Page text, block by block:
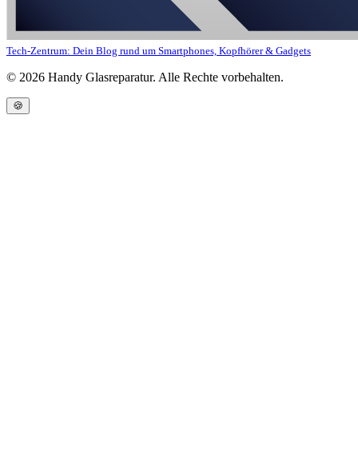
Tech-Zentrum: Dein Blog rund um Smartphones, Kopfhörer & Gadgets
© 2026 Handy Glasreparatur. Alle Rechte vorbehalten.
🍪